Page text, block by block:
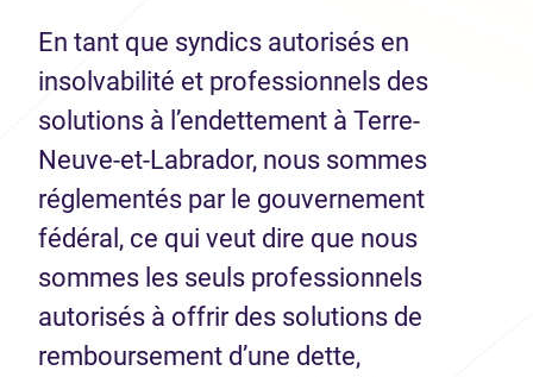
En tant que syndics autorisés en
insolvabilité et professionnels des
solutions à l’endettement à Terre-
Neuve-et-Labrador, nous sommes
réglementés par le gouvernement
fédéral, ce qui veut dire que nous
sommes les seuls professionnels
autorisés à offrir des solutions de
remboursement d’une dette,